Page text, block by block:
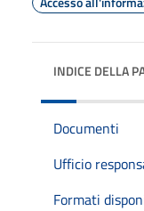
INDICE DELLA
Documenti
Ufficio
Formati